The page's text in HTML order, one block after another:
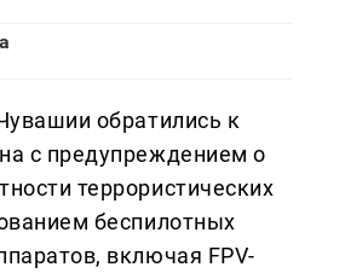
обратились к
с предупреждением о
террористических
беспилотных
включая FPV-